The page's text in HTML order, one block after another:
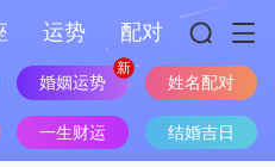
运势 配对
婚姻运势 姓名配对
一生财运 结婚吉日